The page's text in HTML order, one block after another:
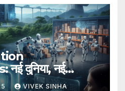
दुनिया, नई
VIVEK SINHA